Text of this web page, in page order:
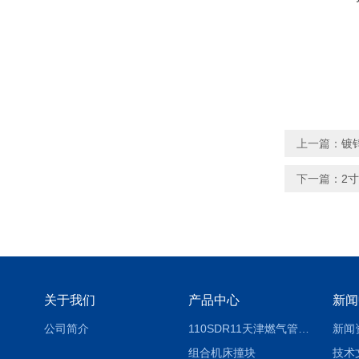
上一篇： 镀
下一篇： 2
关于我们
公司简介
产品中心
组合机床撞块
新
新闻
技术